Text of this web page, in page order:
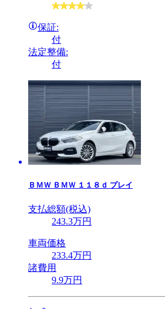
保証:
付
法定整備:
付
ＢＭＷ ＢＭＷ １１８ｄ プレイ
支払総額(税込)
243.3万円
車両価格
233.4万円
諸費用
9.9万円